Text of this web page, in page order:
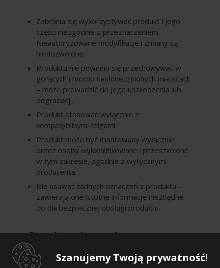
Szanujemy Twoją prywatność!
Zabrania się wykorzystywać produkt i jego
części niezgodnie z przeznaczeniem.
Nieautoryzowane modyfikacje i zmiany są
niedozwolone.
Produktu nie powinno się przechowywać w
gorących i mocno nasłonecznionych miejscach
– może prowadzić do jego uszkodzenia lub
degradacji.
Produkt stosować wyłącznie z
kompatybilnymi felgami.
Produkt może być montowany wyłącznie
przez osoby wykwalifikowane i przeszkolone
w tym zakresie, zgodnie z wytycznymi
producenta.
Nie usuwać żadnych oznaczeń z produktu –
zawierają one istotne informacje niezbędne
do dla bezpiecznej obsługi produktu.
Dane kontaktowe dostawcy
Dostawca